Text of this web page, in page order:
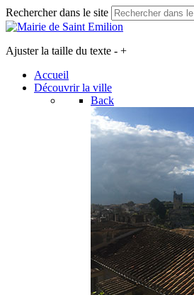
Rechercher dans le site
Ajuster la taille du texte - +
Accueil
Découvrir la ville
Back